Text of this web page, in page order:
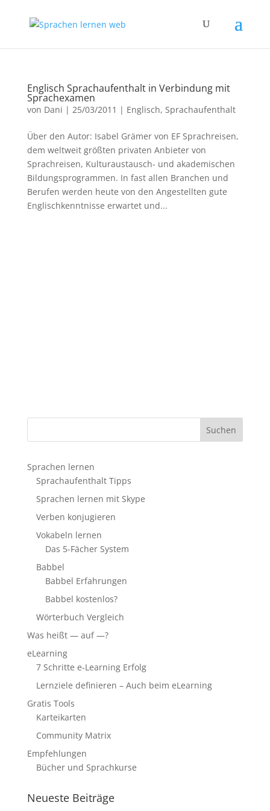
Englisch Sprachaufenthalt in Verbindung mit
Sprachexamen
von Dani | 25/03/2011 | Englisch, Sprachaufenthalt
Über den Autor: Isabel Grämer von EF Sprachreisen,
dem weltweit größten privaten Anbieter von
Sprachreisen, Kulturaustausch- und akademischen
Bildungsprogrammen. In fast allen Branchen und
Berufen werden heute von den Angestellten gute
Englischkenntnisse erwartet und...
Sprachen lernen
Sprachaufenthalt Tipps
Sprachen lernen mit Skype
Verben konjugieren
Vokabeln lernen
Das 5-Fächer System
Babbel
Babbel Erfahrungen
Babbel kostenlos?
Wörterbuch Vergleich
Was heißt — auf —?
eLearning
7 Schritte e-Learning Erfolg
Lernziele definieren – Auch beim eLearning
Gratis Tools
Karteikarten
Community Matrix
Empfehlungen
Bücher und Sprachkurse
Neueste Beiträge